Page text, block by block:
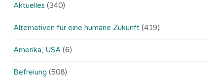
Aktuelles (340)
Alternativen für eine humane Zukunft (419)
Amerika, USA (6)
Befreiung (508)